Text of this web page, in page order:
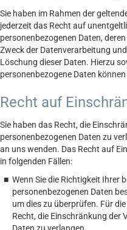
Sie haben im Rahmen der
jederzeit das Recht auf
personenbezogenen Daten,
Zweck der Datenverarbeitung
Löschung dieser Daten. Hierzu
personenbezogene Daten
Recht auf
Sie haben das Recht, die
personenbezogenen Daten zu
an uns wenden. Das Recht auf
in folgenden Fällen:
Wenn Sie die Richtigkeit Ihrer
personenbezogenen Daten
um dies zu überprüfen. Für
Recht, die Einschränkung der